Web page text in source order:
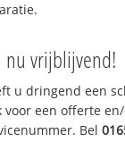
nu vrijblijvend!
u dringend een
voor een offerte
Bel